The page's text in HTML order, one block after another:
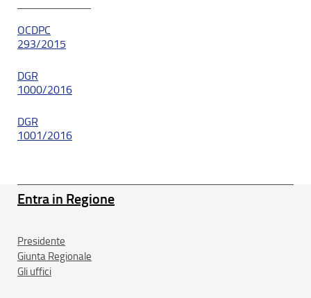
OCDPC
293/2015
DGR
1000/2016
DGR
1001/2016
Entra in Regione
Presidente
Giunta Regionale
Gli uffici